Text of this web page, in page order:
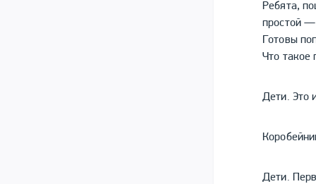
Ребята,
простой —
Готовы
Что такое
Дети. Это
Дети.